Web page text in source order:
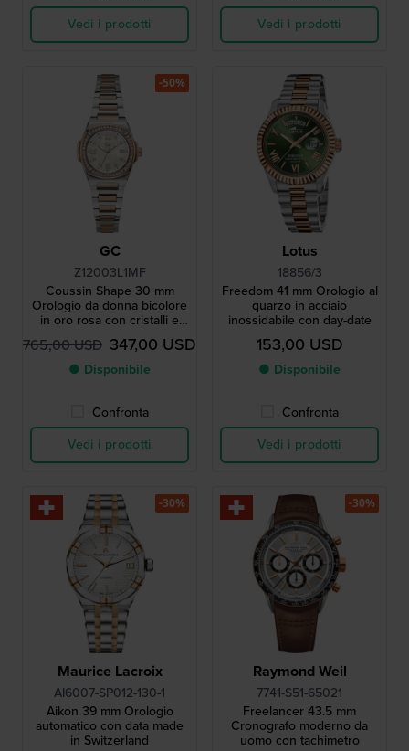
Vedi i prodotti
Vedi i prodotti
GC
Z12003L1MF
Coussin Shape 30 mm
Orologio da donna bicolore
in oro rosa con cristalli e
movimento svizzero
765,00 USD 347,00 USD
● Disponibile
Confronta
Vedi i prodotti
-50%
Lotus
18856/3
Freedom 41 mm Orologio al
quarzo in acciaio
inossidabile con day-date
153,00 USD
● Disponibile
Confronta
Vedi i prodotti
Maurice Lacroix
AI6007-SP012-130-1
Aikon 39 mm Orologio
automatico con data made
in Switzerland
-30%
Raymond Weil
7741-S51-65021
Freelancer 43.5 mm
Cronografo moderno da
uomo con tachimetro
-30%